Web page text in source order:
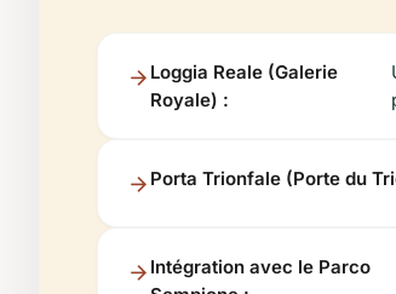
Loggia Reale (Galerie
Royale) :
Porta Trionfale (Porte du
Intégration avec le Parco